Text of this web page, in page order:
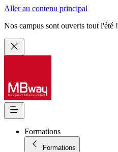
Aller au contenu principal
Nos campus sont ouverts tout l'été !
Formations
Formations